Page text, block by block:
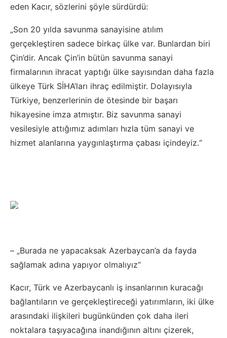
eden Kacır, sözlerini şöyle sürdürdü:
„Son 20 yılda savunma sanayisine atılım
gerçekleştiren sadece birkaç ülke var. Bunlardan biri
Çin’dir. Ancak Çin’in bütün savunma sanayi
firmalarının ihracat yaptığı ülke sayısından daha fazla
ülkeye Türk SİHA’ları ihraç edilmiştir. Dolayısıyla
Türkiye, benzerlerinin de ötesinde bir başarı
hikayesine imza atmıştır. Biz savunma sanayi
vesilesiyle attığımız adımları hızla tüm sanayi ve
hizmet alanlarına yaygınlaştırma çabası içindeyiz.“
– „Burada ne yapacaksak Azerbaycan’a da fayda
sağlamak adına yapıyor olmalıyız“
Kacır, Türk ve Azerbaycanlı iş insanlarının kuracağı
bağlantıların ve gerçekleştireceği yatırımların, iki ülke
arasındaki ilişkileri bugünkünden çok daha ileri
noktalara taşıyacağına inandığının altını çizerek,